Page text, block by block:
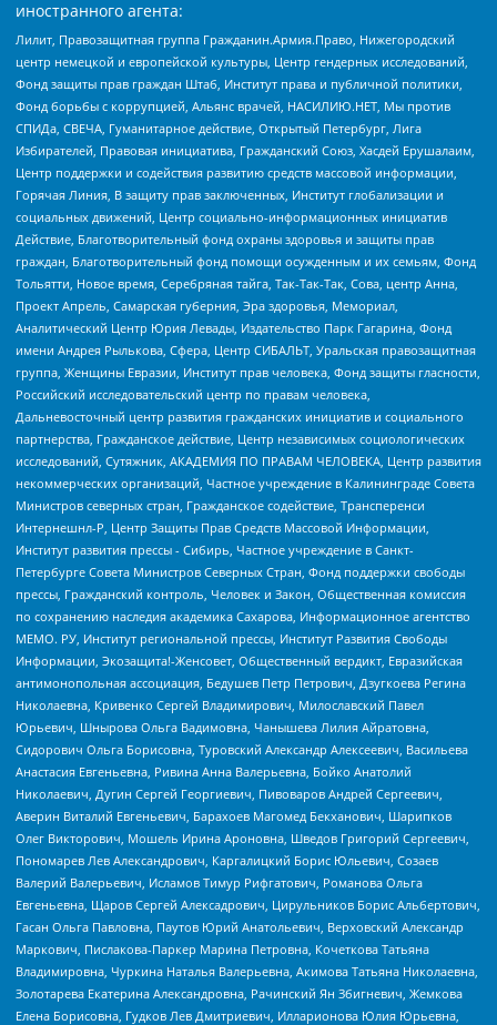
иностранного агента:
Лилит, Правозащитная группа Гражданин.Армия.Право, Нижегородский
центр немецкой и европейской культуры, Центр гендерных исследований,
Фонд защиты прав граждан Штаб, Институт права и публичной политики,
Фонд борьбы с коррупцией, Альянс врачей, НАСИЛИЮ.НЕТ, Мы против
СПИДа, СВЕЧА, Гуманитарное действие, Открытый Петербург, Лига
Избирателей, Правовая инициатива, Гражданский Союз, Хасдей Ерушалаим,
Центр поддержки и содействия развитию средств массовой информации,
Горячая Линия, В защиту прав заключенных, Институт глобализации и
социальных движений, Центр социально-информационных инициатив
Действие, Благотворительный фонд охраны здоровья и защиты прав
граждан, Благотворительный фонд помощи осужденным и их семьям, Фонд
Тольятти, Новое время, Серебряная тайга, Так-Так-Так, Сова, центр Анна,
Проект Апрель, Самарская губерния, Эра здоровья, Мемориал,
Аналитический Центр Юрия Левады, Издательство Парк Гагарина, Фонд
имени Андрея Рылькова, Сфера, Центр СИБАЛЬТ, Уральская правозащитная
группа, Женщины Евразии, Институт прав человека, Фонд защиты гласности,
Российский исследовательский центр по правам человека,
Дальневосточный центр развития гражданских инициатив и социального
партнерства, Гражданское действие, Центр независимых социологических
исследований, Сутяжник, АКАДЕМИЯ ПО ПРАВАМ ЧЕЛОВЕКА, Центр развития
некоммерческих организаций, Частное учреждение в Калининграде Совета
Министров северных стран, Гражданское содействие, Трансперенси
Интернешнл-Р, Центр Защиты Прав Средств Массовой Информации,
Институт развития прессы - Сибирь, Частное учреждение в Санкт-
Петербурге Совета Министров Северных Стран, Фонд поддержки свободы
прессы, Гражданский контроль, Человек и Закон, Общественная комиссия
по сохранению наследия академика Сахарова, Информационное агентство
МЕМО. РУ, Институт региональной прессы, Институт Развития Свободы
Информации, Экозащита!-Женсовет, Общественный вердикт, Евразийская
антимонопольная ассоциация, Бедушев Петр Петрович, Дзугкоева Регина
Николаевна, Кривенко Сергей Владимирович, Милославский Павел
Юрьевич, Шнырова Ольга Вадимовна, Чанышева Лилия Айратовна,
Сидорович Ольга Борисовна, Туровский Александр Алексеевич, Васильева
Анастасия Евгеньевна, Ривина Анна Валерьевна, Бойко Анатолий
Николаевич, Дугин Сергей Георгиевич, Пивоваров Андрей Сергеевич,
Аверин Виталий Евгеньевич, Барахоев Магомед Бекханович, Шарипков
Олег Викторович, Мошель Ирина Ароновна, Шведов Григорий Сергеевич,
Пономарев Лев Александрович, Каргалицкий Борис Юльевич, Созаев
Валерий Валерьевич, Исламов Тимур Рифгатович, Романова Ольга
Евгеньевна, Щаров Сергей Алексадрович, Цирульников Борис Альбертович,
Гасан Ольга Павловна, Паутов Юрий Анатольевич, Верховский Александр
Маркович, Пислакова-Паркер Марина Петровна, Кочеткова Татьяна
Владимировна, Чуркина Наталья Валерьевна, Акимова Татьяна Николаевна,
Золотарева Екатерина Александровна, Рачинский Ян Збигневич, Жемкова
Елена Борисовна, Гудков Лев Дмитриевич, Илларионова Юлия Юрьевна,